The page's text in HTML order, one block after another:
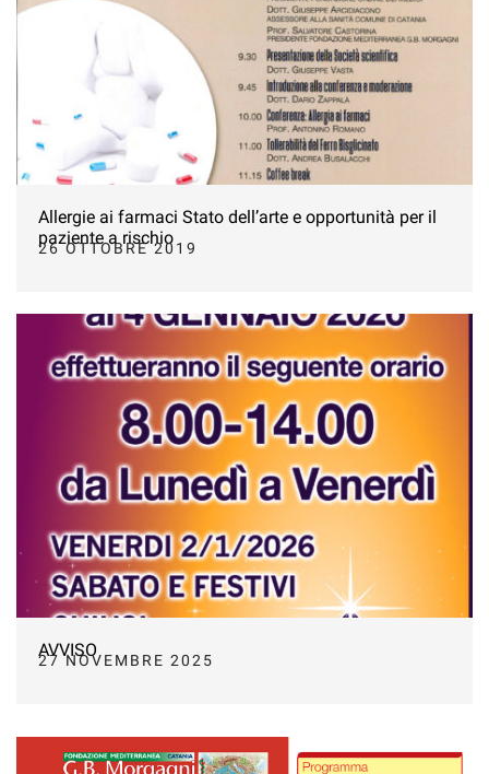
Allergie ai farmaci Stato dell’arte e opportunità per il
paziente a rischio
26 OTTOBRE 2019
AVVISO
27 NOVEMBRE 2025